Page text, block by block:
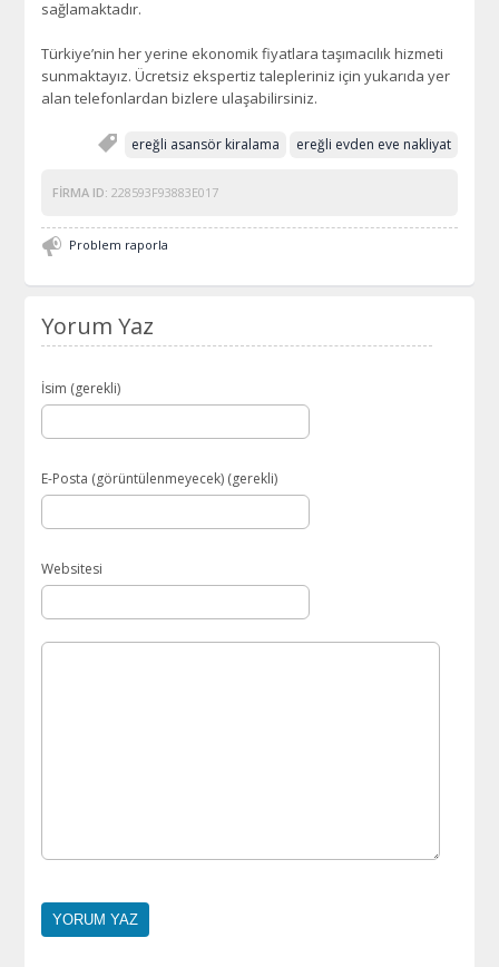
sağlamaktadır.
Türkiye’nin her yerine ekonomik fiyatlara taşımacılık hizmeti
sunmaktayız. Ücretsiz ekspertiz talepleriniz için yukarıda yer
alan telefonlardan bizlere ulaşabilirsiniz.
ereğli asansör kiralama ereğli evden eve nakliyat
FIRMA ID: 228593F93883E017
Problem raporla
Yorum Yaz
İsim (gerekli)
E-Posta (görüntülenmeyecek) (gerekli)
Websitesi